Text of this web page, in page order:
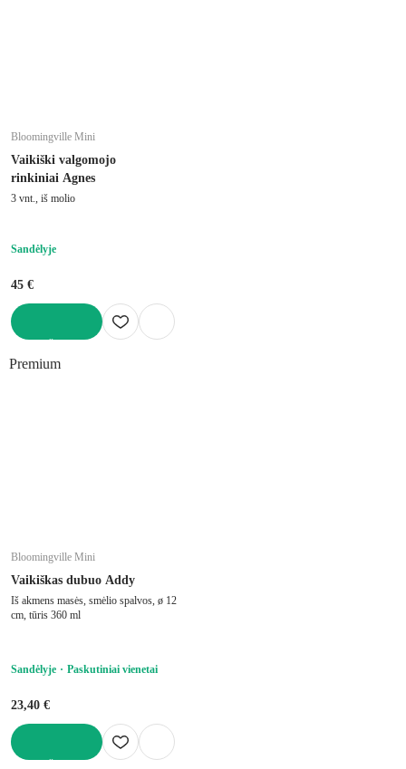
Bloomingville Mini
Vaikiški valgomojo
rinkiniai Agnes
3 vnt., iš molio
Sandėlyje
45 €
Premium
Bloomingville Mini
Vaikiškas dubuo Addy
Iš akmens masės, smėlio spalvos, ø 12
cm, tūris 360 ml
Sandėlyje Paskutiniai vienetai
23,40 €